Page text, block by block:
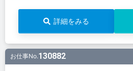
詳細をみる
お仕事No.130882